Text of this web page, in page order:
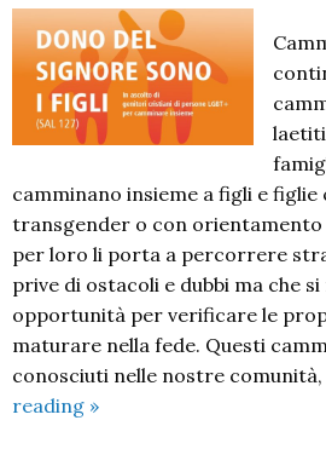
camminano insieme a figli e
transgender o con orientamento
per loro li porta a percorrere
prive di ostacoli e dubbi ma che
opportunità per verificare le
maturare nella fede. Questi
conosciuti nelle nostre
reading “Dono
»